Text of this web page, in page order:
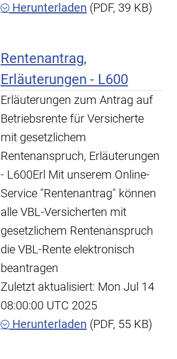
Herunterladen (PDF, 39 KB)
Rentenantrag,
Erläuterungen - L600
Erläuterungen zum Antrag auf
Betriebsrente für Versicherte
mit gesetzlichem
Rentenanspruch, Erläuterungen
- L600Erl Mit unserem Online-
Service "Rentenantrag" können
alle VBL-Versicherten mit
gesetzlichem Rentenanspruch
die VBL-Rente elektronisch
beantragen
Zuletzt aktualisiert: Mon Jul 14
08:00:00 UTC 2025
Herunterladen (PDF, 55 KB)